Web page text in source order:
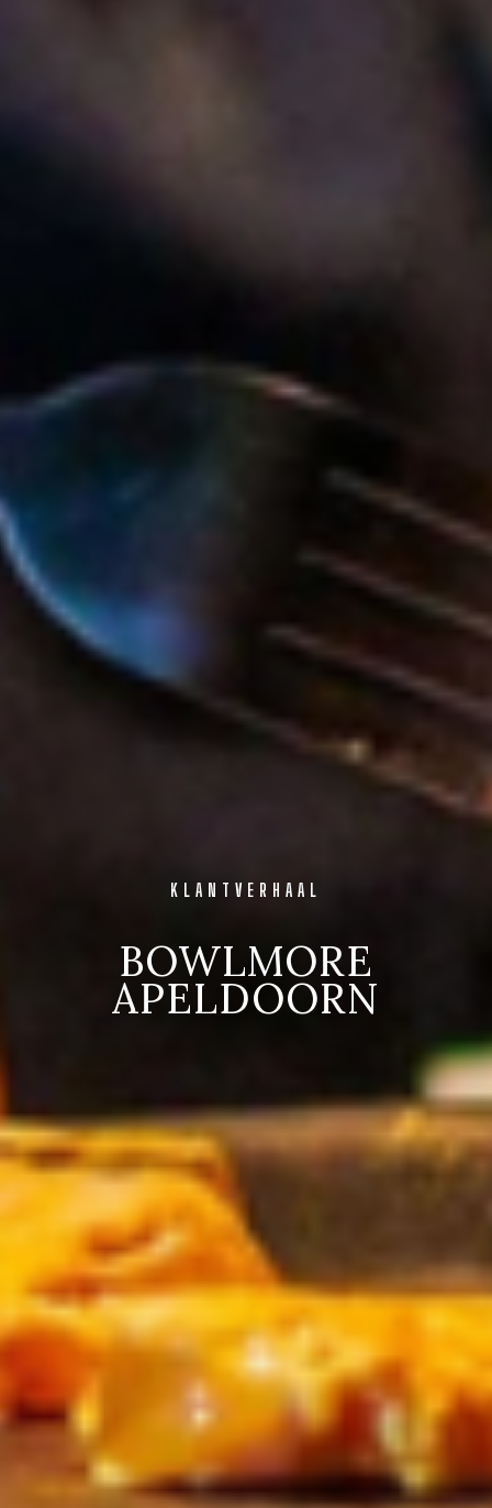
KLANTVERHAAL
BOWLMORE
APELDOORN